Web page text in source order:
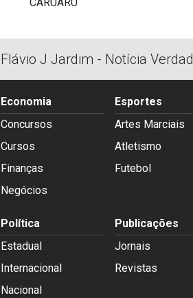
Flávio J Jardim - Notícia
Economia
Concursos
Cursos
Finanças
Negócios
Esportes
Artes Marciais
Atletismo
Futebol
Política
Estadual
Internacional
Nacional
Publicações
Jornais
Revistas